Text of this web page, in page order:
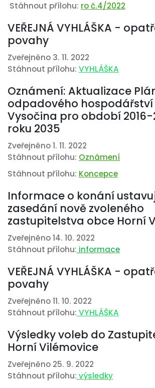
Stáhnout přílohu: ro č.4/2022
VEŘEJNÁ VYHLÁŠKA -
povahy
Zveřejněno 3. 11. 2022
Stáhnout přílohu: VYHLÁŠKA
Oznámení: Aktualizace
odpadového hospodářství
Vysočina pro období 2016-
roku 2035
Zveřejněno 1. 11. 2022
Stáhnout přílohu: Oznámení
Stáhnout přílohu: Koncepce
Informace o konání
zasedání nově zvoleného
zastupitelstva obce Horní
Zveřejněno 14. 10. 2022
Stáhnout přílohu: informace
VEŘEJNÁ VYHLÁŠKA -
povahy
Zveřejněno 11. 10. 2022
Stáhnout přílohu: VYHLÁŠKA
Výsledky voleb do
Horní Vilémovice
Zveřejněno 25. 9. 2022
Stáhnout přílohu: výsledky